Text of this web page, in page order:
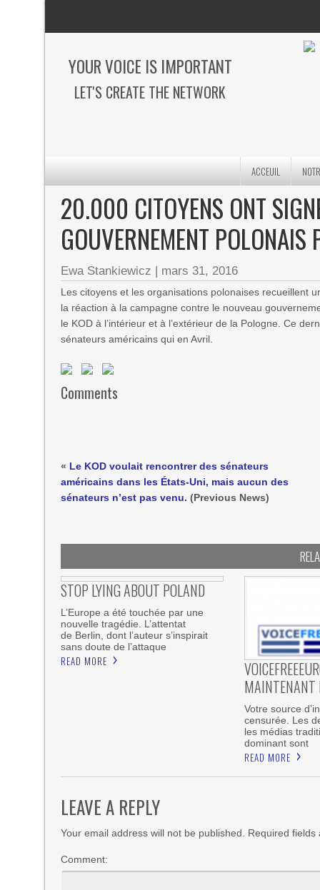
YOUR VOICE IS IMPORTANT
LET'S CREATE THE NETWORK
ACCEUIL
20.000 CITOYENS ONT
GOUVERNEMENT
Ewa Stankiewicz | mars 31, 2016
Les citoyens et les organisations polonaises recueillent
la réaction à la campagne contre le nouveau
le KOD à l’intérieur et à l’extérieur de la Pologne. Ce
sénateurs américains qui en Avril.
Comments
« Le KOD voulait rencontrer des sénateurs
américains dans les États-Uni, mais aucun des
sénateurs n’est pas venu. (Previous News)
STOP LYING ABOUT POLAND
L’Europe a été touchée par une
nouvelle tragédie. L’attentat
de Berlin, dont l’auteur s’inspirait
sans doute de l’attaque
READ MORE
MAINTENANT
Votre source
censurée. Les
les médias
dominant sont
READ MORE
LEAVE A REPLY
Your email address will not be published. Required fields
Comment: